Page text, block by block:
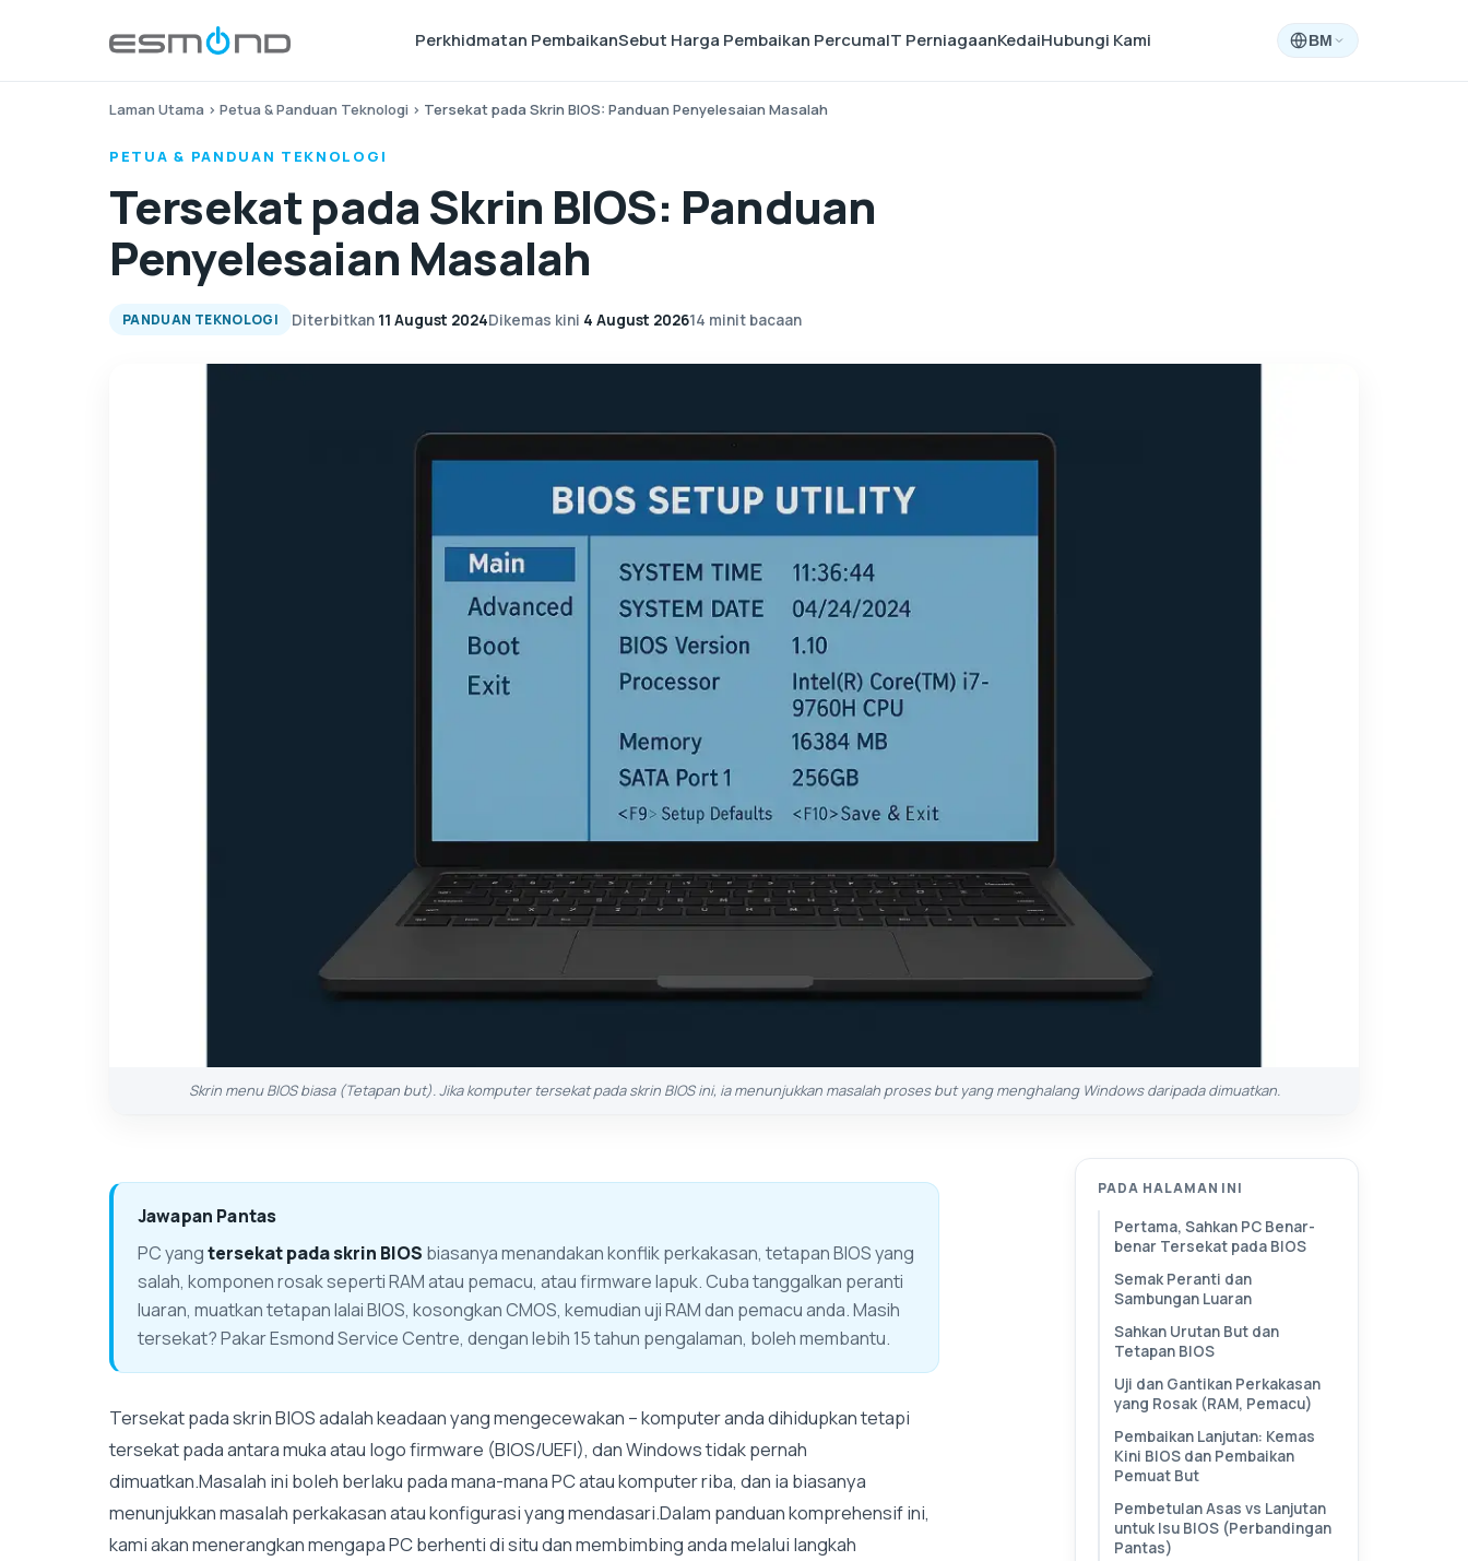
Perkhidmatan PembaikanSebut Harga Pembaikan PercumaIT PerniagaanKedaiHubungi Kami BM
Laman Utama › Petua & Panduan Teknologi › Tersekat pada Skrin BIOS: Panduan Penyelesaian Masalah
PETUA & PANDUAN TEKNOLOGI
Tersekat pada Skrin BIOS: Panduan
Penyelesaian Masalah
PANDUAN TEKNOLOGI Diterbitkan 11 August 2024Dikemas kini 4 August 202614 minit bacaan
Skrin menu BIOS biasa (Tetapan but). Jika komputer tersekat pada skrin BIOS ini, ia menunjukkan masalah proses but yang menghalang Windows daripada dimuatkan.
Jawapan Pantas
PC yangtersekat pada skrin BIOS biasanya menandakan konflik perkakasan, tetapan BIOS yang
salah, komponen rosak seperti RAM atau pemacu, atau firmware lapuk. Cuba tanggalkan peranti
luaran, muatkan tetapan lalai BIOS, kosongkan CMOS, kemudian uji RAM dan pemacu anda. Masih
tersekat? Pakar Esmond Service Centre, dengan lebih 15 tahun pengalaman, boleh membantu.
Tersekat pada skrin BIOS adalah keadaan yang mengecewakan – komputer anda dihidupkan tetapi
tersekat pada antara muka atau logo firmware (BIOS/UEFI), dan Windows tidak pernah
dimuatkan.Masalah ini boleh berlaku pada mana-mana PC atau komputer riba, dan ia biasanya
menunjukkan masalah perkakasan atau konfigurasi yang mendasari.Dalam panduan komprehensif ini,
kami akan menerangkan mengapa PC berhenti di situ dan membimbing anda melalui langkah
PADA HALAMAN INI
Pertama, Sahkan PC Benar-
benar Tersekat pada BIOS
Semak Peranti dan
Sambungan Luaran
Sahkan Urutan But dan
Tetapan BIOS
Uji dan Gantikan Perkakasan
yang Rosak (RAM, Pemacu)
Pembaikan Lanjutan: Kemas
Kini BIOS dan Pembaikan
Pemuat But
Pembetulan Asas vs Lanjutan
untuk Isu BIOS (Perbandingan
Pantas)